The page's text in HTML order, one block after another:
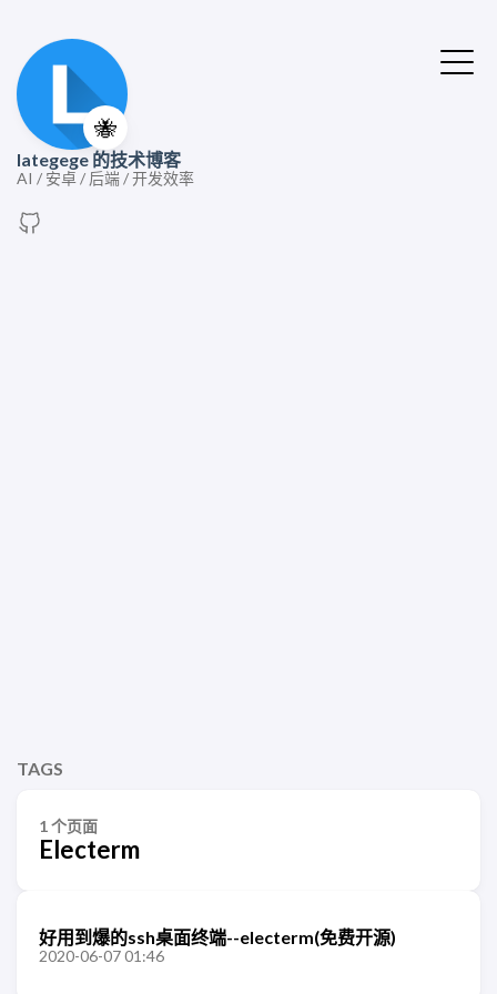
🐝
lategege 的技术博客
AI / 安卓 / 后端 / 开发效率
TAGS
1 个页面
Electerm
好用到爆的ssh桌面终端--electerm(免费开源)
2020-06-07 01:46